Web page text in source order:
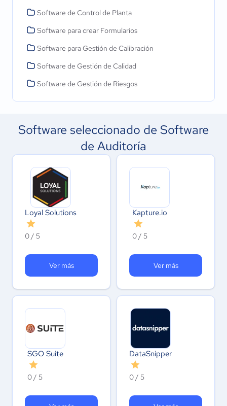
Software de Control de Planta
Software para crear Formularios
Software para Gestión de Calibración
Software de Gestión de Calidad
Software de Gestión de Riesgos
Software seleccionado de Software
de Auditoría
Loyal Solutions
0 / 5
Ver más
Kapture.io
0 / 5
Ver más
SGO Suite
0 / 5
DataSnipper
0 / 5